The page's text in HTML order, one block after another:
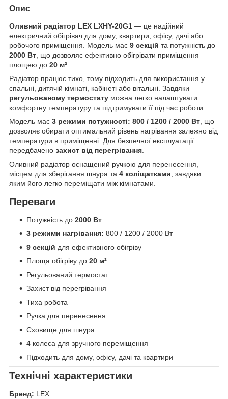
Опис
Оливний радіатор LEX LXHY-20G1 — це надійний
електричний обігрівач для дому, квартири, офісу, дачі або
робочого приміщення. Модель має 9 секцій та потужність до
2000 Вт , що дозволяє ефективно обігрівати приміщення
площею до 20 м²
Радіатор працює тихо, тому підходить для використання у
спальні, дитячій кімнаті, кабінеті або вітальні. Завдяки
регульованому термостату можна легко налаштувати
комфортну температуру та підтримувати її під час роботи.
Модель має 3 режими потужності: 800 / 1200 / 2000 Вт , що
дозволяє обирати оптимальний рівень нагрівання залежно від
температури в приміщенні. Для безпечної експлуатації
передбачено захист від перегрівання
Оливний радіатор оснащений ручкою для перенесення,
місцем для зберігання шнура та 4 коліщатками , завдяки
яким його легко переміщати між кімнатами.
Переваги
Потужність до 2000 Вт
3 режими нагрівання: 800 / 1200 / 2000 Вт
9 секцій для ефективного обігріву
Площа обігріву до 20 м²
Регульований термостат
Захист від перегрівання
Тиха робота
Ручка для перенесення
Сховище для шнура
4 колеса для зручного переміщення
Підходить для дому, офісу, дачі та квартири
Технічні характеристики
Бренд: LEX